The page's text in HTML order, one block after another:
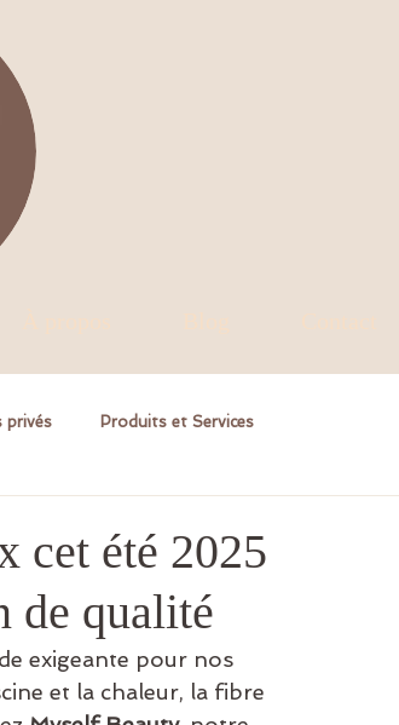
privés Produits et Services
cet été 2025
de qualité
exigeante pour nos
et la chaleur, la fibre